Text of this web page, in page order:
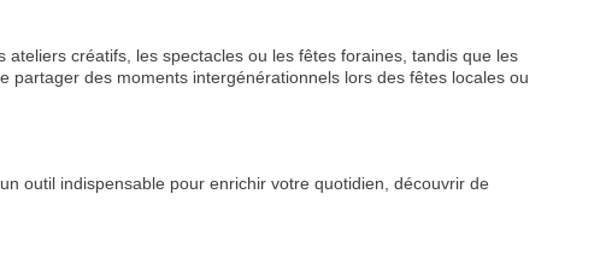
ateliers créatifs, les spectacles ou les fêtes foraines, tandis que les
partager des moments intergénérationnels lors des fêtes locales ou
outil indispensable pour enrichir votre quotidien, découvrir de